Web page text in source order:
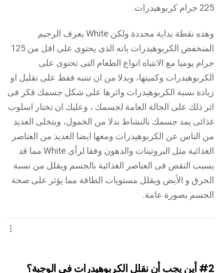
225 جرام كربوهيدرات.
وهذه نقطة بداية محددة ولكن White يعرف الرجيم
المنخفض الكربوهيدرات بانه الذى يحتوى على اقل من 125
جرام يوميا مع الانتباه انواع الطعام التى تحتوى على
الكربوهيدرات وكميتها، وبدلا من ان تنتبه فقط على تقليل او
زيادة نسبة الكربوهيدرات واثرها على شكل جسمك فكر فى
اثر ذلك على الحالة العامة لجسمك ، وعليك ان تختار اسلوب
غذائى يمد جسمك بالنشاط بدلا من الخمول، ويتخلى العديد
من الناس عن الكربوهيدرات ومعها ايضا العديد من العناصر
الغذائية مثل البروتينات والدهون وفقا لرأى White مما قد
يسبب النقص فى العناصر الغذائية بالجسم ويقلل من نسبة
الحرق و الأيض ويقلل مستويات الطاقة مما يؤثر على صحة
الجسم بصورة عامة.
#2أين يجب أن نقلل الكربوهيدرات في الوجبة؟